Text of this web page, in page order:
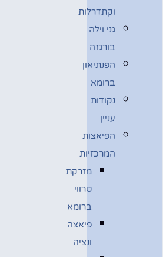
וקתדרלות
גני וילה
בורגזה
הפנתיאון
ברומא
נקודות
עניין
הפיאצות
המרכזיות
מזרקת
טרווי
ברומא
פיאצה
ונציה